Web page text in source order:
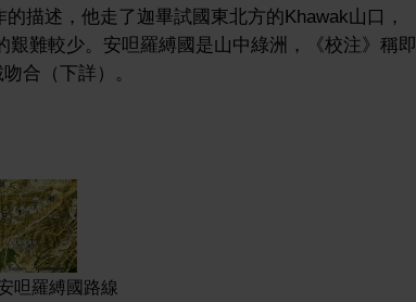
描述，他走了迦畢試國東北方的Khawak山口，
難較少。安呾羅縛國是山中綠洲，《校注》稱即
合（下詳）。
羅縛國路線